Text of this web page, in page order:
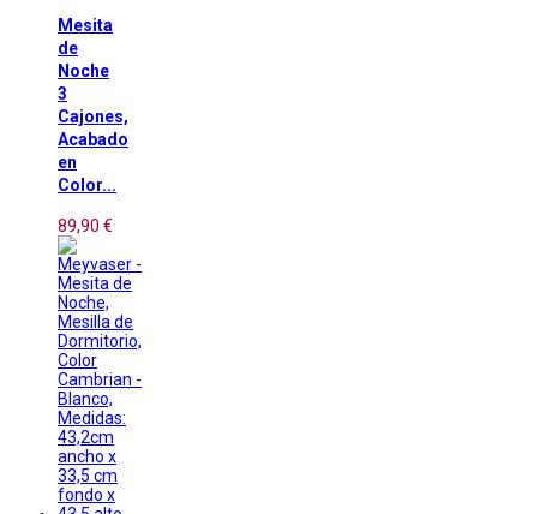
Mesita
de
Noche
3
Cajones,
Acabado
en
Color...
89,90 €